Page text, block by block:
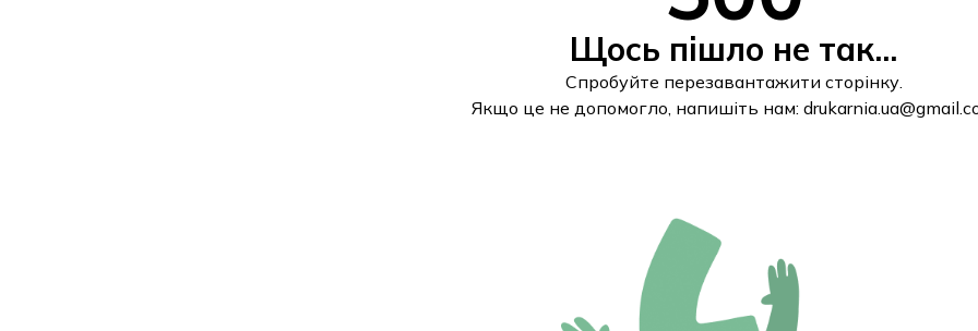
Щось пішло не так...
Спробуйте перезавантажити сторінку.
Якщо це не допомогло, напишіть нам: